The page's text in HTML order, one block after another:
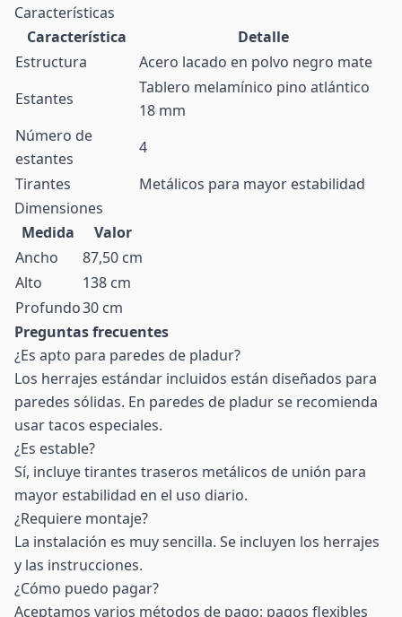
Características
Característica
Detalle
Estructura
Acero lacado en polvo negro mate
Estantes
Tablero melamínico pino atlántico
18 mm
Número de
estantes
4
Tirantes
Metálicos para mayor estabilidad
Dimensiones
Medida
Valor
Ancho
87,50 cm
Alto
138 cm
Profundo30 cm
Preguntas frecuentes
¿Es apto para paredes de pladur?
Los herrajes estándar incluidos están diseñados para
paredes sólidas. En paredes de pladur se recomienda
usar tacos especiales.
¿Es estable?
Sí, incluye tirantes traseros metálicos de unión para
mayor estabilidad en el uso diario.
¿Requiere montaje?
La instalación es muy sencilla. Se incluyen los herrajes
y las instrucciones.
¿Cómo puedo pagar?
Aceptamos varios métodos de pago: pagos flexibles